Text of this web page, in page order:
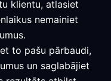
klientu, atlasiet
nemainiet
to pašu pārbaudi,
un saglabājiet